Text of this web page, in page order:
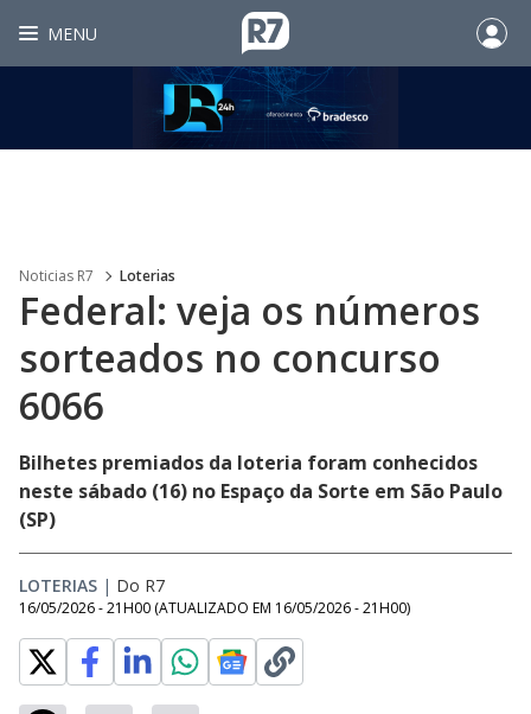
MENU
Noticias R7 Loterias
Federal: veja os números
sorteados no concurso
6066
Bilhetes premiados da loteria foram conhecidos
neste sábado (16) no Espaço da Sorte em São Paulo
(SP)
LOTERIAS | Do R7
16/05/2026 - 21H00 (ATUALIZADO EM 16/05/2026 - 21H00)